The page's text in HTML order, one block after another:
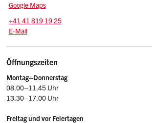
Google Maps
Tel.:
+41 41 819 19 25
E-Mail: afb
E-Mail
Öffnungszeiten
Montag–Donnerstag
08.00–11.45 Uhr
13.30–17.00 Uhr
Freitag und vor Feiertagen